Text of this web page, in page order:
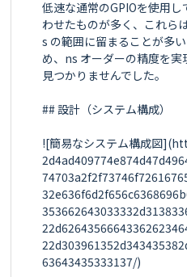
低速な通常のGPIOを使用
わせたものが多く、これら
s の範囲に留まることが多
め、ns オーダーの精度を
見つかりませんでした。
## 設計（システム構成）
![簡易なシステム構成図
63643435333137/)